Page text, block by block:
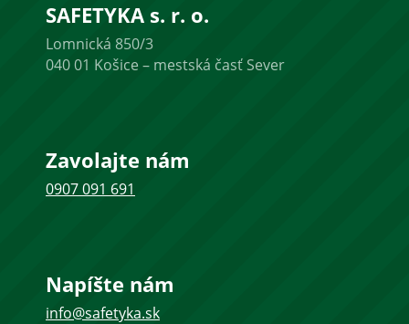
SAFETYKA s. r. o.
Lomnická 850/3
040 01 Košice – mestská časť Sever
Zavolajte nám
0907 091 691
Napíšte nám
info@safetyka.sk